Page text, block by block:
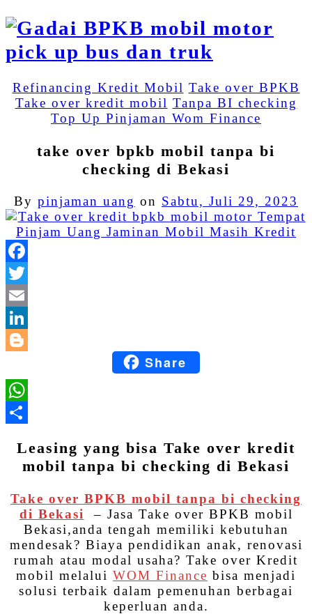
Refinancing Kredit Mobil Take over BPKB
Take over kredit mobil Tanpa BI checking
Top Up Pinjaman Wom Finance
take over bpkb mobil tanpa bi
checking di Bekasi
By pinjaman uang on Sabtu, Juli 29, 2023
BloggerShare
Leasing yang bisa Take over kredit
mobil tanpa bi checking di Bekasi
Take over BPKB mobil tanpa bi checking
di Bekasi
– Jasa Take over BPKB mobil
Bekasi,anda tengah memiliki kebutuhan
mendesak? Biaya pendidikan anak, renovasi
rumah atau modal usaha? Take over Kredit
mobil melalui WOM Finance bisa menjadi
solusi terbaik dalam pemenuhan berbagai
keperluan anda.